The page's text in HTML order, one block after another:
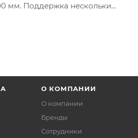
мм. Поддержка нескольких
О КОМПАНИИ
О компании
Бренды
Сотрудники